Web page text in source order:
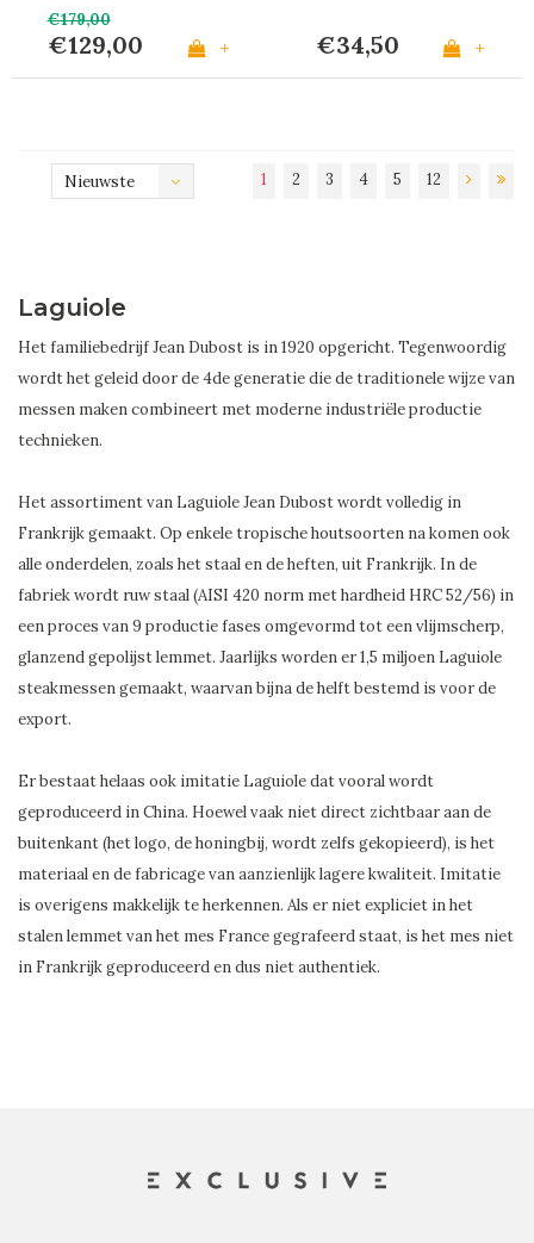
€179,00
€129,00 + €34,50 +
Nieuwste
1 2 3 4 5 12
Laguiole
Het familiebedrijf Jean Dubost is in 1920 opgericht. Tegenwoordig
wordt het geleid door de 4de generatie die de traditionele wijze van
messen maken combineert met moderne industriële productie
technieken.
Het assortiment van Laguiole Jean Dubost wordt volledig in
Frankrijk gemaakt. Op enkele tropische houtsoorten na komen ook
alle onderdelen, zoals het staal en de heften, uit Frankrijk. In de
fabriek wordt ruw staal (AISI 420 norm met hardheid HRC 52/56) in
een proces van 9 productie fases omgevormd tot een vlijmscherp,
glanzend gepolijst lemmet. Jaarlijks worden er 1,5 miljoen Laguiole
steakmessen gemaakt, waarvan bijna de helft bestemd is voor de
export.
Er bestaat helaas ook imitatie Laguiole dat vooral wordt
geproduceerd in China. Hoewel vaak niet direct zichtbaar aan de
buitenkant (het logo, de honingbij, wordt zelfs gekopieerd), is het
materiaal en de fabricage van aanzienlijk lagere kwaliteit. Imitatie
is overigens makkelijk te herkennen. Als er niet expliciet in het
stalen lemmet van het mes France gegrafeerd staat, is het mes niet
in Frankrijk geproduceerd en dus niet authentiek.